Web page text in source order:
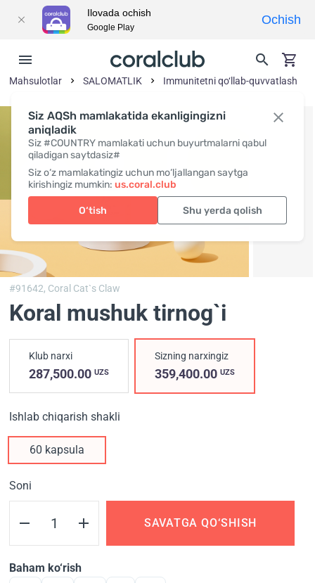
Siz AQSh mamlakatida ekanligingizni
aniqladik
Siz #COUNTRY mamlakati uchun buyurtmalarni qabul
qiladigan saytdasiz#
Siz o‘z mamlakatingiz uchun mo‘ljallangan saytga
kirishingiz mumkin: us.coral.club
O‘tish Shu yerda qolish
Mahsulotlar SALOMATLIK Immunitetni qo‘llab-quvvatlash
#91642, Coral Cat`s Claw
Koral mushuk tirnog`i
Klub narxi
287,500.00 UZS
Sizning narxingiz
359,400.00UZS
Ishlab chiqarish shakli
60 kapsula
Soni
SAVATGA QO‘SHISH
Baham ko‘rish
Ilovada ochish
Google Play
Ochish